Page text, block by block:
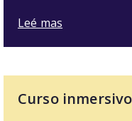
Leé mas
Curso inmersivo